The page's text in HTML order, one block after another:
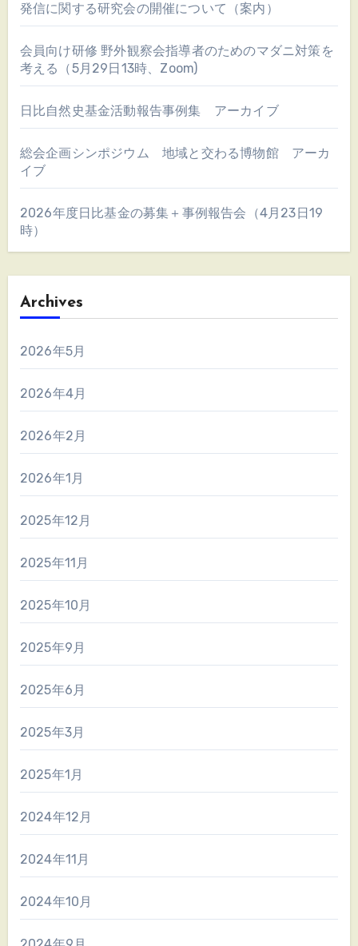
発信に関する研究会の開催について（案内）
会員向け研修 野外観察会指導者のためのマダニ対策を
考える（5月29日13時、Zoom)
日比自然史基金活動報告事例集 アーカイブ
総会企画シンポジウム 地域と交わる博物館 アーカ
イブ
2026年度日比基金の募集＋事例報告会（4月23日19
時）
Archives
2026年5月
2026年4月
2026年2月
2026年1月
2025年12月
2025年11月
2025年10月
2025年9月
2025年6月
2025年3月
2025年1月
2024年12月
2024年11月
2024年10月